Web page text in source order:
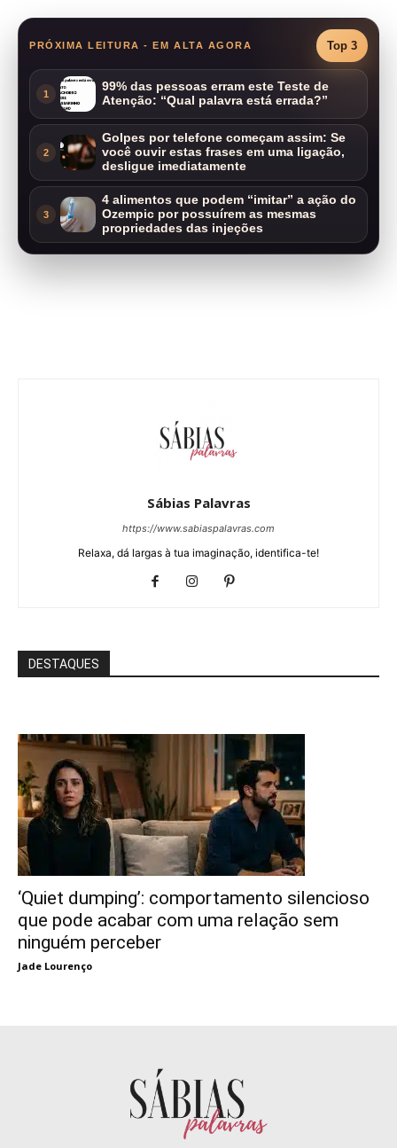
PRÓXIMA LEITURA - EM ALTA AGORA Top 3
1
99% das pessoas erram este Teste de
Atenção: “Qual palavra está errada?”
2
Golpes por telefone começam assim: Se
você ouvir estas frases em uma ligação,
desligue imediatamente
3
4 alimentos que podem “imitar” a ação do
Ozempic por possuírem as mesmas
propriedades das injeções
Sábias Palavras
https://www.sabiaspalavras.com
Relaxa, dá largas à tua imaginação, identifica-te!
DESTAQUES
‘Quiet dumping’: comportamento silencioso
que pode acabar com uma relação sem
ninguém perceber
Jade Lourenço